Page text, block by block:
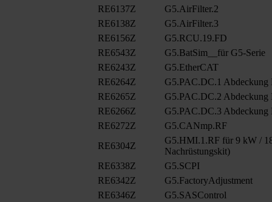
RE6137Z
G5.AirFilter.2
RE6138Z
G5.AirFilter.3
RE6156Z
G5.RCU.19.FD
RE6543Z
G5.BatSim__für G5-Serie
RE6243Z
G5.EtherCAT
RE6264Z
G5.PAC.DC.1
RE6265Z
G5.PAC.DC.2
RE6266Z
G5.PAC.DC.3
RE6272Z
G5.CANmp.RF
RE6304Z
G5.HMI.1.RF für 9 kW /
Nachrüstungskit)
RE6338Z
G5.SCPI
RE6342Z
G5.FactoryAdjustment
RE6346Z
G5.SASControl